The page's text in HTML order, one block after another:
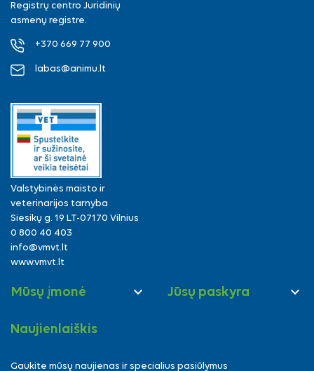
Registrų centro Juridinių
asmenų registre.
+370 669 77 900
labas@animu.lt
Valstybinės maisto ir
veterinarijos tarnyba
Siesikų g. 19 LT-07170 Vilnius
0 800 40 403
info@vmvt.lt
www.vmvt.lt
Mūsų įmonė  Jūsų paskyra 
Naujienlaiškis
Gaukite mūsų naujienas ir specialius pasiūlymus